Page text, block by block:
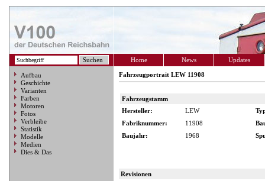
Home News Updates
Aufbau
Geschichte
Varianten
Farben
Motoren
Fotos
Verbleibe
Statistik
Modelle
Medien
Dies & Das
Fahrzeugportrait LEW 11908
Fahrzeugstamm
Hersteller:
LEW
Fabriknummer:
11908
Baujahr:
1968
Revisionen